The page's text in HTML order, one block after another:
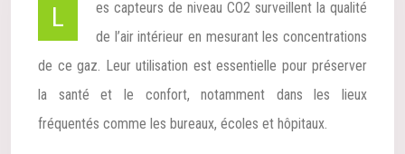
Les capteurs de niveau CO2 surveillent la qualité
de l’air intérieur en mesurant les concentrations
de ce gaz. Leur utilisation est essentielle pour préserver
la santé et le confort, notamment dans les lieux
fréquentés comme les bureaux, écoles et hôpitaux.